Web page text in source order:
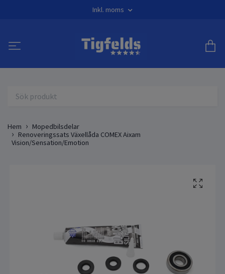
Inkl. moms
Hem
Mopedbilsdelar
Renoveringssats Växellåda COMEX Aixam
Vision/Sensation/Emotion